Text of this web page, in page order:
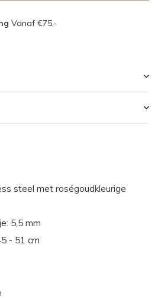
Vanaf €75,-
steel met roségoudkleurige
5,5 mm
- 51 cm